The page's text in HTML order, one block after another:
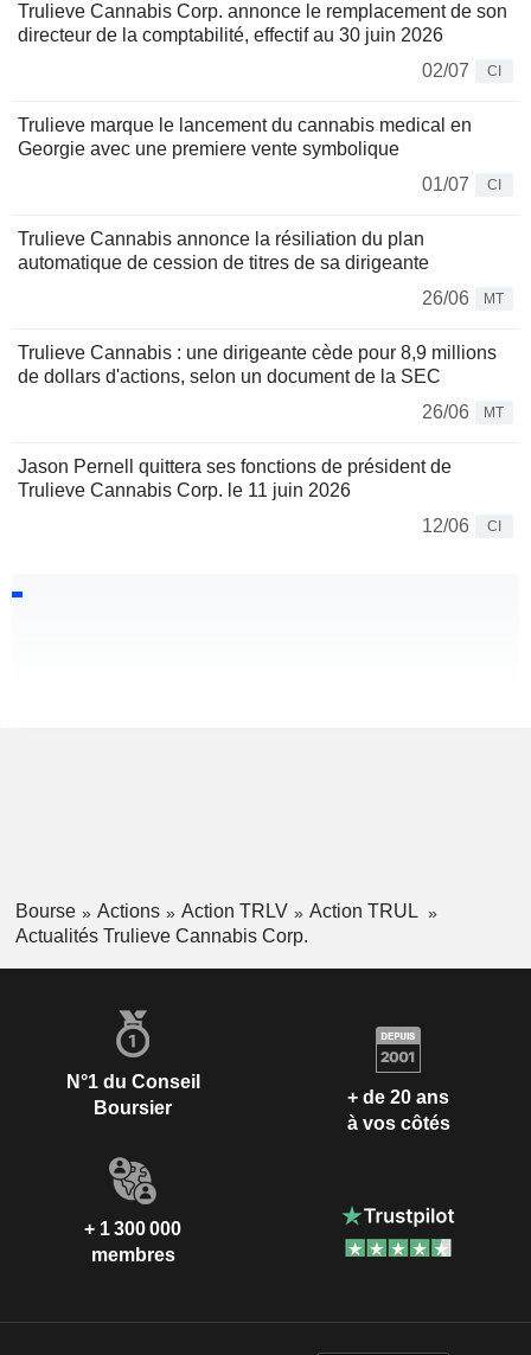
Trulieve Cannabis Corp. annonce le remplacement de son
directeur de la comptabilité, effectif au 30 juin 2026
02/07
CI
Trulieve marque le lancement du cannabis medical en
Georgie avec une premiere vente symbolique
01/07
CI
Trulieve Cannabis annonce la résiliation du plan
automatique de cession de titres de sa dirigeante
26/06
MT
Trulieve Cannabis : une dirigeante cède pour 8,9 millions
de dollars d'actions, selon un document de la SEC
26/06
MT
Jason Pernell quittera ses fonctions de président de
Trulieve Cannabis Corp. le 11 juin 2026
12/06
CI
Bourse Actions Action TRLV
Action TRUL
Actualités Trulieve Cannabis Corp.
N°1 du Conseil
Boursier
+ de 20 ans
à vos côtés
+ 1 300 000
membres